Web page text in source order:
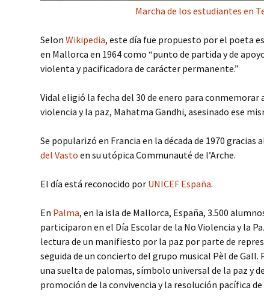
Marcha de los estudiantes en
SelonWikipedia, este día fue propuesto por el poeta
en Mallorca en 1964 como “punto de partida y de
violenta y pacificadora de carácter permanente.”
Vidal eligió la fecha del 30 de enero para
violencia y la paz, Mahatma Gandhi, asesinado ese
Se popularizó en Francia en la década de 1970 gracias
del Vastoen su utópica Communauté de l’Arche.
El día está reconocido por UNICEF España.
En Palma, en la isla de Mallorca, España, 3.500
participaron en el Día Escolar de la No Violencia y la
lectura de un manifiesto por la paz por parte de
seguida de un concierto del grupo musical Pèl de
una suelta de palomas, símbolo universal de la paz y
promoción de la convivencia y la resolución pacífica